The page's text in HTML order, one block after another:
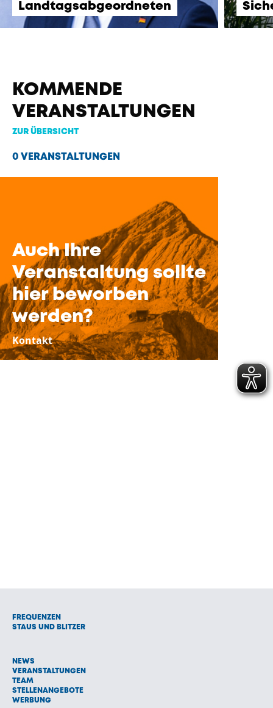
Landtagsabgeordneten
KOMMENDE
VERANSTALTUNGEN
ZUR ÜBERSICHT
0 VERANSTALTUNGEN
Auch Ihre
Veranstaltung sollte
hier beworben
werden?
Kontakt
FREQUENZEN
STAUS UND BLITZER
NEWS
VERANSTALTUNGEN
TEAM
STELLENANGEBOTE
WERBUNG